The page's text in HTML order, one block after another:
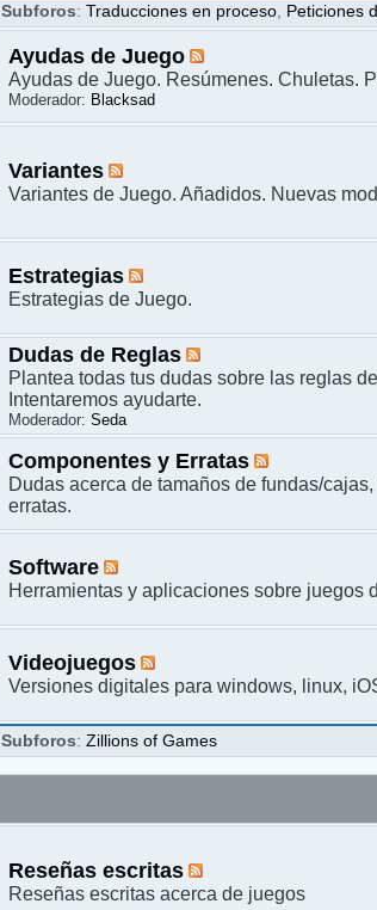
Subforos:Traducciones en proceso Peticiones
Ayudas de Juego
Ayudas de Juego. Resúmenes. Chuletas.
Moderador: Blacksad
Variantes
Variantes de Juego. Añadidos. Nuevas
Estrategias
Estrategias de Juego.
Dudas de Reglas
Plantea todas tus dudas sobre las reglas
Intentaremos ayudarte.
Moderador:Seda
Componentes y Erratas
Dudas acerca de tamaños de fundas/
erratas.
Software
Herramientas y aplicaciones sobre juegos
Videojuegos
Versiones digitales para windows, linux,
Subforos:Zillions of Games
Reseñas escritas
Reseñas escritas acerca de juegos